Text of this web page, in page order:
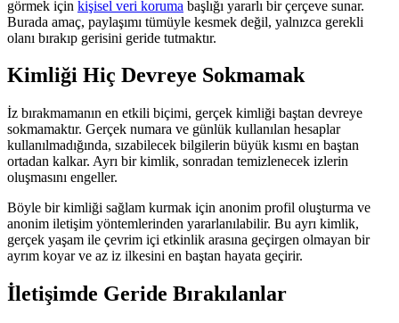
görmek için kişisel veri koruma başlığı yararlı bir çerçeve sunar.
Burada amaç, paylaşımı tümüyle kesmek değil, yalnızca gerekli
olanı bırakıp gerisini geride tutmaktır.
Kimliği Hiç Devreye Sokmamak
İz bırakmamanın en etkili biçimi, gerçek kimliği baştan devreye
sokmamaktır. Gerçek numara ve günlük kullanılan hesaplar
kullanılmadığında, sızabilecek bilgilerin büyük kısmı en baştan
ortadan kalkar. Ayrı bir kimlik, sonradan temizlenecek izlerin
oluşmasını engeller.
Böyle bir kimliği sağlam kurmak için anonim profil oluşturma ve
anonim iletişim yöntemlerinden yararlanılabilir. Bu ayrı kimlik,
gerçek yaşam ile çevrim içi etkinlik arasına geçirgen olmayan bir
ayrım koyar ve az iz ilkesini en baştan hayata geçirir.
İletişimde Geride Bırakılanlar